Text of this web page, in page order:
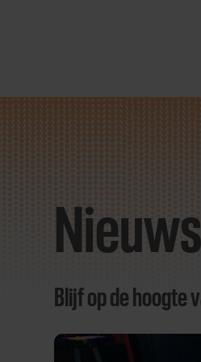
Direct
door
contentNieuws
Blijf op de hoogte